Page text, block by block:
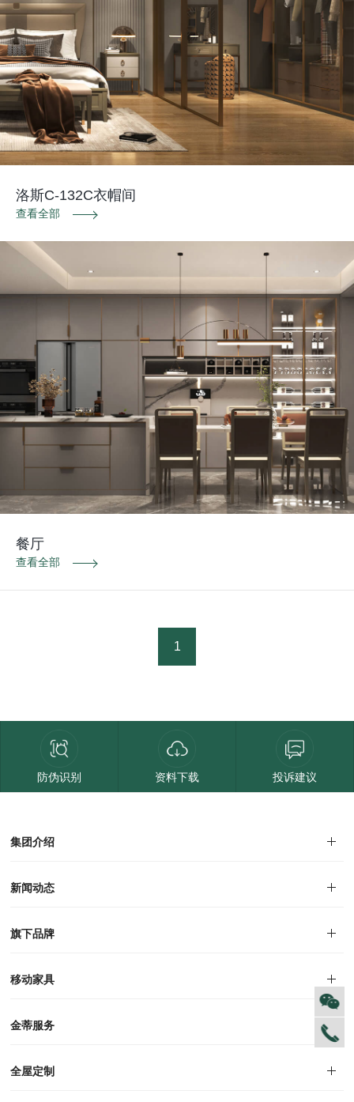
洛斯C-132C衣帽间
查看全部
餐厅
查看全部
1
防伪识别 资料下载 投诉建议
集团介绍
集团介绍
企业文化
人才招聘
商学院
VR全景展厅
董事长介绍
新闻动态
旗下品牌
品牌文化
荣誉资质
产品专利
电子画册
移动家具
迪尚
西瑞
洛斯
里奥
洛卡
美舍
新古典
纯美
金蒂服务
售后服务
防伪识别
投诉建议
全屋定制